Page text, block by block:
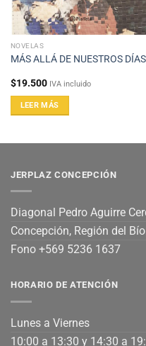
NOVELAS
MÁS ALLÁ DE NUESTROS DÍAS
$19.500 IVA incluido
LEER MÁS
JERPLAZ CONCEPCIÓN
Diagonal Pedro Aguirre
Concepción, Región del
Fono +569 5236 1637
HORARIO DE ATENCIÓN
Lunes a Viernes
10:00 a 13:30 y 14:30 a